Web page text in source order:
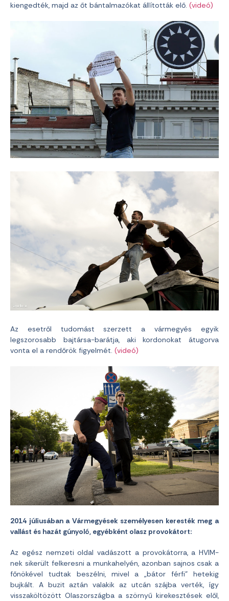
kiengedték, majd az őt bántalmazókat állították elő. (videó)
Az esetről tudomást szerzett a vármegyés egyik
legszorosabb bajtársa-barátja, aki kordonokat átugorva
vonta el a rendőrök figyelmét. (videó)
2014 júliusában a Vármegyések személyesen keresték meg a
vallást és hazát gúnyoló, egyébként olasz provokátort:
Az egész nemzeti oldal vadászott a provokátorra, a HVIM-
nek sikerült felkeresni a munkahelyén, azonban sajnos csak a
főnökével tudtak beszélni, mivel a „bátor férfi” hetekig
bujkált. A buzit aztán valakik az utcán szájba verték, így
visszaköltözött Olaszországba a szörnyű kirekesztések elől,